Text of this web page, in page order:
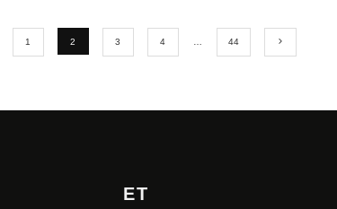
1 2 3 4 44
ET